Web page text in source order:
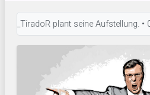
plant seine Aufstellung. •